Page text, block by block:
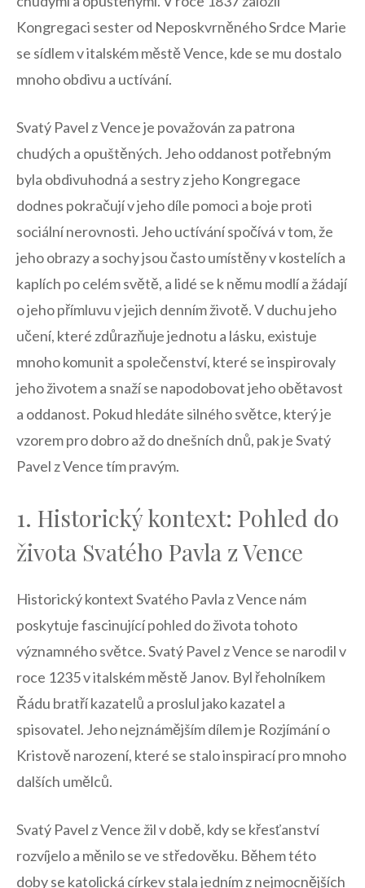
Kongregaci ⁢sester od‌ Neposkvrněného ‌Srdce Marie
se sídlem ‍v italském městě Vence, kde ⁣se mu dostalo
mnoho obdivu a uctívání.
Svatý Pavel z Vence je⁤ považován ⁢za patrona
chudých a opuštěných. Jeho oddanost potřebným⁢
byla ⁣obdivuhodná a ⁣sestry ⁤z jeho Kongregace
dodnes pokračují⁢ v ⁤jeho díle pomoci a boje proti
sociální ⁤nerovnosti.‍ Jeho uctívání spočívá ‍v‌ tom, že
‌jeho obrazy a sochy jsou ⁣často umístěny ‍v kostelích a
kaplích po celém světě,‍ a ⁣lidé se k němu⁢ modlí a žádají
o⁢ jeho přímluvu v jejich ⁣denním životě. V​ duchu jeho
učení, které zdůrazňuje jednotu a lásku, existuje ​
mnoho komunit⁣ a společenství, které⁣ se inspirovaly
jeho životem a snaží se napodobovat ‌jeho obětavost
a oddanost. Pokud​ hledáte silného světce, který je
vzorem pro dobro​ až⁤ do dnešních ‌dnů, pak je Svatý
Pavel z Vence‌ tím pravým.
1. Historický‌ kontext:​ Pohled do
života Svatého⁢ Pavla‍ z Vence
Historický kontext Svatého Pavla​ z Vence nám
poskytuje fascinující pohled do ⁤života tohoto
významného‌ světce. Svatý Pavel ‍z Vence se narodil v
roce 1235 v italském městě⁢ Janov. Byl řeholníkem
Řádu bratří kazatelů a proslul jako ⁢kazatel a
spisovatel. Jeho nejznámějším dílem​ je Rozjímání ⁤o
⁤Kristově narození, které se stalo inspirací ‍pro mnoho
dalších umělců.
Svatý Pavel ​z Vence žil v⁤ době, ‌kdy se křesťanství
rozvíjelo a měnilo se⁢ ve středověku. Během této
‌doby⁤ se katolická církev stala jedním ‍z nejmocnějších‌